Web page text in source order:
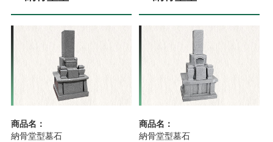
商品名：
納骨堂型墓石
商品名：
納骨堂型墓石